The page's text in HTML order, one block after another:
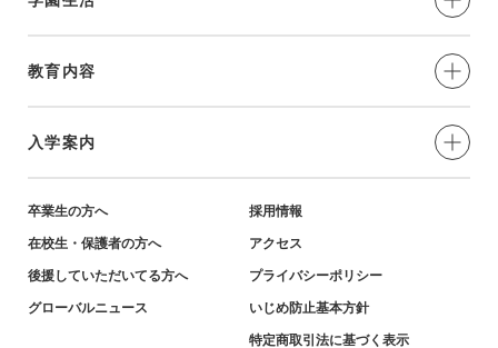
制服・年間⾏事
部活動
学習環境
教育内容
愛と奉仕の実践
教育の特色
英語教育・姉妹校紹介
入学案内
小学生対象-説明会・イベント
小学生対象-募集要項・資料
卒業生の方へ
在校生・保護者の方へ
後援していただいてる方へ
グローバルニュース
採用情報
アクセス
プライバシーポリシー
いじめ防止基本方針
特定商取引法に基づく表示